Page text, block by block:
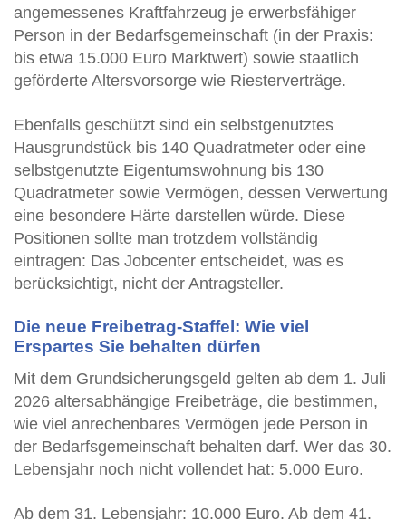
angemessenes Kraftfahrzeug je erwerbsfähiger
Person in der Bedarfsgemeinschaft (in der Praxis:
bis etwa 15.000 Euro Marktwert) sowie staatlich
geförderte Altersvorsorge wie Riesterverträge.
Ebenfalls geschützt sind ein selbstgenutztes
Hausgrundstück bis 140 Quadratmeter oder eine
selbstgenutzte Eigentumswohnung bis 130
Quadratmeter sowie Vermögen, dessen Verwertung
eine besondere Härte darstellen würde. Diese
Positionen sollte man trotzdem vollständig
eintragen: Das Jobcenter entscheidet, was es
berücksichtigt, nicht der Antragsteller.
Die neue Freibetrag-Staffel: Wie viel
Erspartes Sie behalten dürfen
Mit dem Grundsicherungsgeld gelten ab dem 1. Juli
2026 altersabhängige Freibeträge, die bestimmen,
wie viel anrechenbares Vermögen jede Person in
der Bedarfsgemeinschaft behalten darf. Wer das 30.
Lebensjahr noch nicht vollendet hat: 5.000 Euro.
Ab dem 31. Lebensjahr: 10.000 Euro. Ab dem 41.